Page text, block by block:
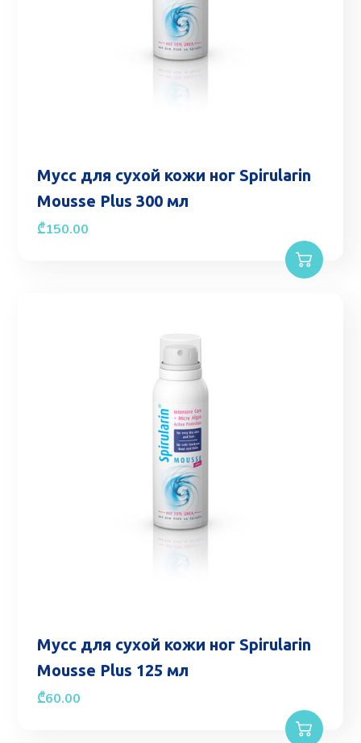
Мусс для сухой кожи ног Spirularin
Mousse Plus 300 мл
₾150.00
Мусс для сухой кожи ног Spirularin
Mousse Plus 125 мл
₾60.00